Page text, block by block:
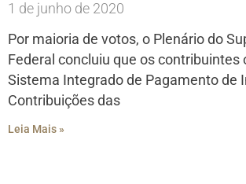
1 de junho de 2020
Por maioria de votos, o Plenário do
Federal concluiu que os contribuintes
Sistema Integrado de Pagamento de
Contribuições das
Leia Mais »